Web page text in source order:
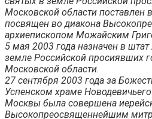
Московской области поставлен
посвящен во диакона
архиепископом Можайским
5 мая 2003 года назначен в
земле Российской просиявших
Московской области.
27 сентября 2003 года за
Успенском храме
Москвы была совершена
Высокопреосвященнейшим